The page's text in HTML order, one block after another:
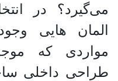
می‌گیرد؟ در
المان هایی
مواردی که
طراحی داخلی